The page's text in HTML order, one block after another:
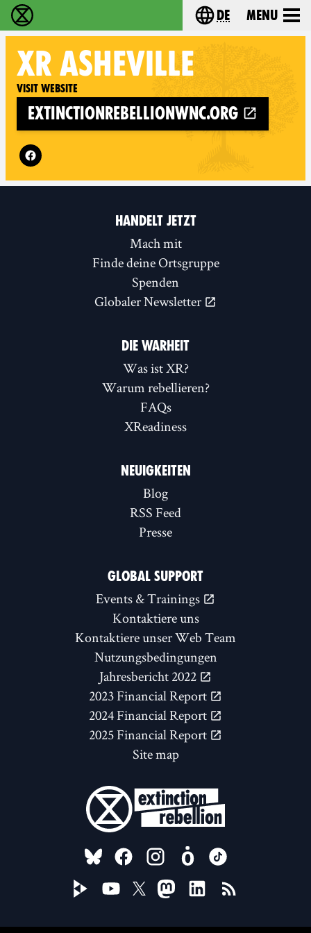
extinction rebellion - Home Choose your
de Menu
XR ASHEVILLE
Visit website
extinctionrebellionwnc.org
Follow XR Asheville on
HANDELT JETZT
Mach mit
Finde deine Ortsgruppe
Spenden
Globaler Newsletter
DIE WARHEIT
Was ist XR?
Warum rebellieren?
FAQs
XReadiness
NEUIGKEITEN
Blog
RSS Feed
Presse
GLOBAL SUPPORT
Events & Trainings
Kontaktiere uns
Kontaktiere unser Web Team
Nutzungsbedingungen
Jahresbericht 2022
2023 Financial Report
2024 Financial Report
2025 Financial Report
Site map
FOLLOW US ON